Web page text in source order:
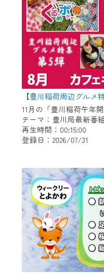
テーマ：豊川局最新番組
再生時間：00:15:00
登録日：2026/07/31
※マイページへの
録はこちらから
※CCNetアプリを
ご視聴いただけま
＜メンテナンス情
CCNetWebTVのリ
ンテナンス作業を
日時 9/24 9:30～
テナンス中」にな
ん。
ご不便をおかけい
よろしくお願いい